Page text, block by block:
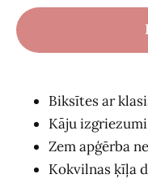
Biksītes ar
Kāju
Zem apģērba
Kokvilnas ķīļa